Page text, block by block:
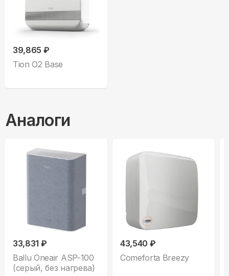
39,865 ₽
Tion O2 Base
Аналоги
33,831 ₽
Ballu Oneair ASP-100
(серый, без нагрева)
43,540 ₽
Comeforta Breezy